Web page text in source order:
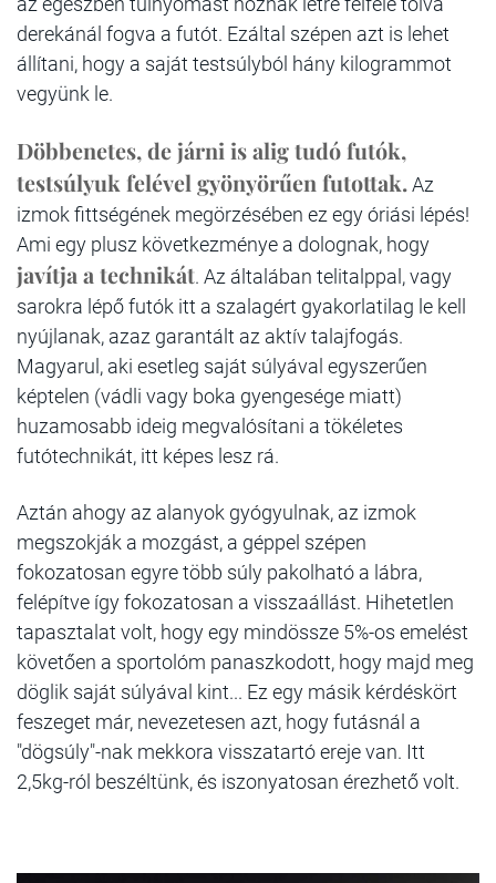
derekánál fogva a futót. Ezáltal szépen azt is lehet
állítani, hogy a saját testsúlyból hány kilogrammot
vegyünk le.
Döbbenetes, de járni is alig tudó futók,
testsúlyuk felével gyönyörűen futottak.Az
izmok fittségének megörzésében ez egy óriási lépés!
Ami egy plusz következménye a dolognak, hogy
javítja a technikát. Az általában telitalppal, vagy
sarokra lépő futók itt a szalagért gyakorlatilag le kell
nyújlanak, azaz garantált az aktív talajfogás.
Magyarul, aki esetleg saját súlyával egyszerűen
képtelen (vádli vagy boka gyengesége miatt)
huzamosabb ideig megvalósítani a tökéletes
futótechnikát, itt képes lesz rá.
Aztán ahogy az alanyok gyógyulnak, az izmok
megszokják a mozgást, a géppel szépen
fokozatosan egyre több súly pakolható a lábra,
felépítve így fokozatosan a visszaállást. Hihetetlen
tapasztalat volt, hogy egy mindössze 5%-os emelést
követően a sportolóm panaszkodott, hogy majd meg
döglik saját súlyával kint... Ez egy másik kérdéskört
feszeget már, nevezetesen azt, hogy futásnál a
"dögsúly"-nak mekkora visszatartó ereje van. Itt
2,5kg-ról beszéltünk, és iszonyatosan érezhető volt.